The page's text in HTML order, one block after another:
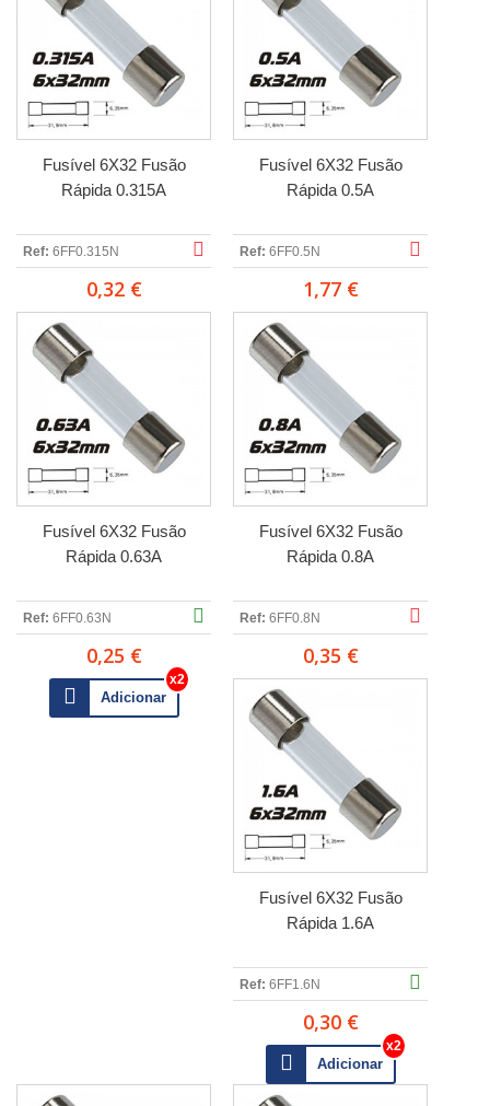
Fusível 6X32 Fusão
Rápida 0.315A
Ref: 6FF0.315N
0,32 €
Fusível 6X32 Fusão
Rápida 0.5A
Ref: 6FF0.5N
1,77 €
Fusível 6X32 Fusão
Rápida 0.63A
Ref: 6FF0.63N
0,25 €
Adicionar
Fusível 6X32 Fusão
Rápida 0.8A
Ref: 6FF0.8N
0,35 €
Fusível 6X32 Fusão
Rápida 1.6A
Ref: 6FF1.6N
0,30 €
Adicionar